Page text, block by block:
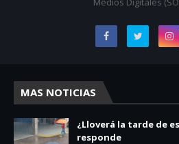
MAS NOTICIAS
¿Lloverá la tarde de
responde